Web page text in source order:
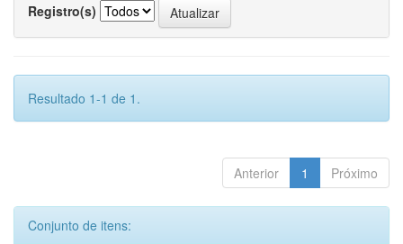
Registro(s)
Resultado 1-1 de 1.
Anterior 1 Próximo
Conjunto de itens: